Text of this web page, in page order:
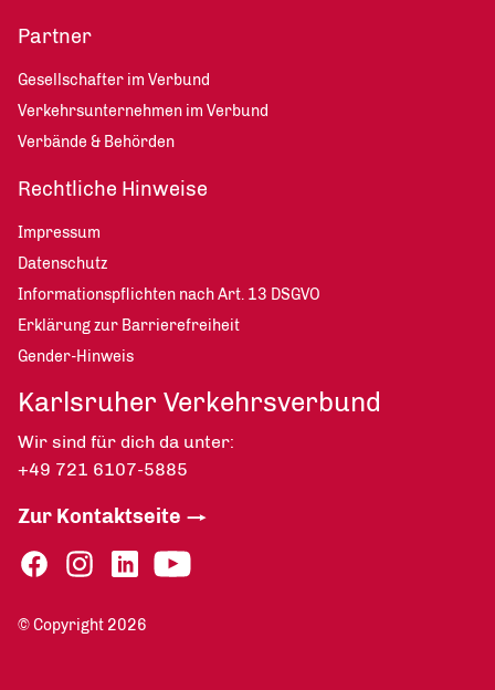
Partner
Gesellschafter im Verbund
Verkehrsunternehmen im Verbund
Verbände & Behörden
Rechtliche Hinweise
Impressum
Datenschutz
Informationspflichten nach Art. 13 DSGVO
Erklärung zur Barrierefreiheit
Gender-Hinweis
Karlsruher Verkehrsverbund
Wir sind für dich da unter:
+49 721 6107-5885
Zur Kontaktseite
© Copyright 2026